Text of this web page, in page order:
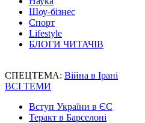
Шоу-бізнес
Спорт
Lifestyle
БЛОГИ ЧИТАЧІВ
СПЕЦТЕМА: Війна в Ірані
ВСІ ТЕМИ
Вступ України в ЄС
Теракт в Барселоні